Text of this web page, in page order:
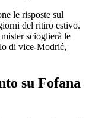
le risposte sul
del ritiro estivo.
scioglierà le
di vice-Modrić,
su Fofana